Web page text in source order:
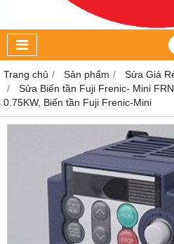
Trang chủ Sản phẩm
Sửa Giá
Sửa Biến tần Fuji Frenic- Mini
0.75KW, Biến tần Fuji Frenic-Mini